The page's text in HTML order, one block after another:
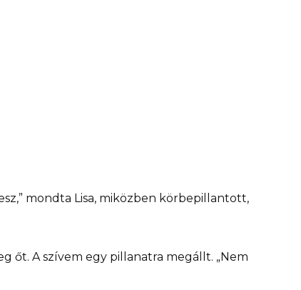
mondta Lisa, miközben körbepillantott,
őt. A szívem egy pillanatra megállt. „Nem